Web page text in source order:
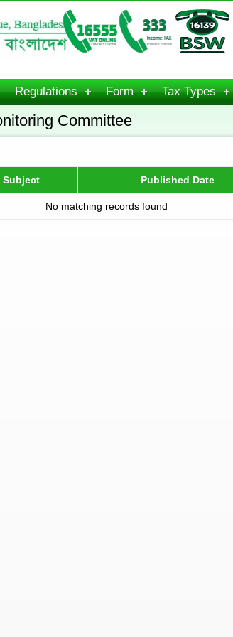
Regulations Form Tax Types
Committee
Subject Published Date
No matching records found